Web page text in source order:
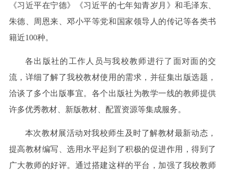
《习近平在宁德》《习近平的七年知青岁月》和毛泽东、
朱德、周恩来、邓小平等党和国家领导人的传记等各类书
籍近100种。
各出版社的工作人员与我校教师进行了面对面的交
流，详细了解了我校教材使用的需求，并征集出版选题，
洽谈了多个出版事宜。各个出版社为教学一线的教师提供
许多优秀教材、新版教材、配置资源等集成服务。
本次教材展活动对我校师生及时了解教材最新动态，
提高教材编写、选用水平起到了积极的促进作用，得到了
广大教师的好评。通过搭建这样的平台，加强了我校教师